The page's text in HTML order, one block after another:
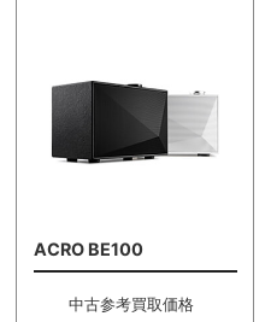
ACRO BE100
中古参考買取価格